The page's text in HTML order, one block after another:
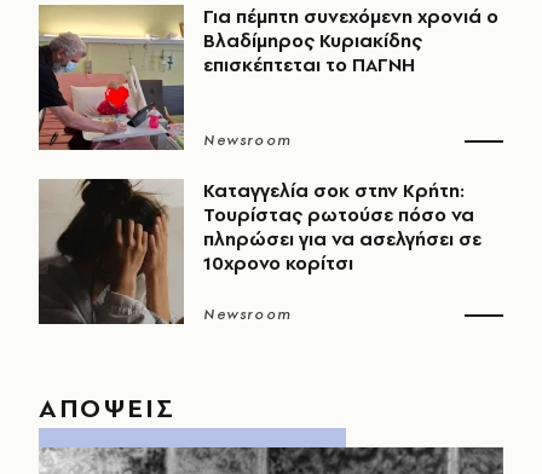
Για πέμπτη συνεχόμενη χρονιά ο
Βλαδίμηρος Κυριακίδης
επισκέπτεται το ΠΑΓΝΗ
Newsroom
Καταγγελία σοκ στην Κρήτη:
Τουρίστας ρωτούσε πόσο να
πληρώσει για να ασελγήσει σε
10χρονο κορίτσι
Newsroom
ΑΠΟΨΕΙΣ